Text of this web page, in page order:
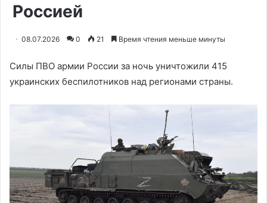
Россией
08.07.2026 0 21 Время чтения меньше минуты
Силы ПВО армии России за ночь уничтожили 415
украинских беспилотников над регионами страны.